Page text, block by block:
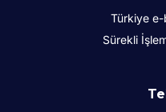
Türkiye
Sürekli